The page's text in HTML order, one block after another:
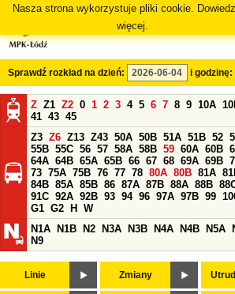
Nasza strona wykorzystuje pliki cookie.
więcej.
Sprawdź rozkład na dzień: i godzinę:
Z Z1 Z2 0 1 2 3 4 5 6 7 8 9 10A
41 43 45
Z3 Z6 Z13 Z43 50A 50B 51A 51B 52
55B 55C 56 57 58A 58B 59 60A 60B
64A 64B 65A 65B 66 67 68 69A 69B
73 75A 75B 76 77 78 80A 80B 81A
84B 85A 85B 86 87A 87B 88A 88B
91C 92A 92B 93 94 96 97A 97B 99
G1 G2 H
W
N1A
N1B N2 N3A N3B N4A N4B N5A
N9
Linie Zmiany